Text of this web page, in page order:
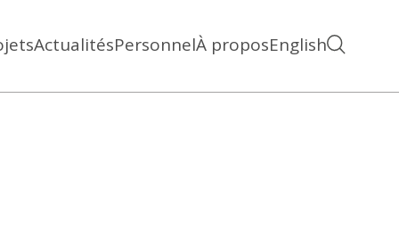
ActualitésPersonnelÀ proposEnglish